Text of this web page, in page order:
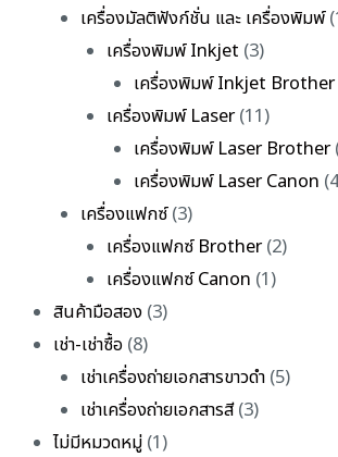
เครื่องมัลติฟังก์ชั่น และ เครื่องพิมพ์
เครื่องพิมพ์ Inkjet (3)
เครื่องพิมพ์ Inkjet Brother
เครื่องพิมพ์ Laser(11)
เครื่องพิมพ์ Laser Brother
เครื่องพิมพ์ Laser Canon
เครื่องแฟกซ์(3)
เครื่องแฟกซ์ Brother(2)
เครื่องแฟกซ์ Canon (1)
สินค้ามือสอง (3)
เช่า-เช่าซื้อ (8)
เช่าเครื่องถ่ายเอกสารขาวดำ(5)
เช่าเครื่องถ่ายเอกสารสี(3)
ไม่มีหมวดหมู่ (1)